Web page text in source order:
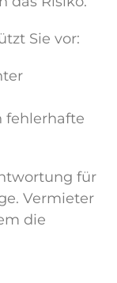
Sie vor:
fehlerhafte
für
Vermieter
die